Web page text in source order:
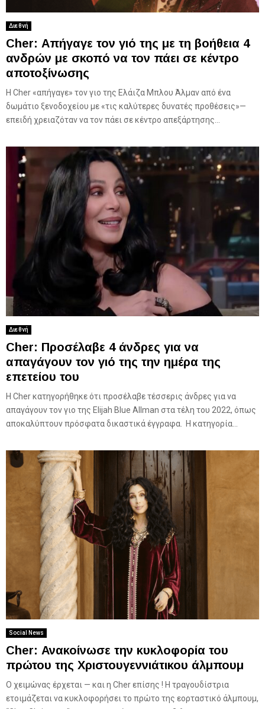
Διεθνή
Cher: Απήγαγε τον γιό της με τη βοήθεια 4
ανδρών με σκοπό να τον πάει σε κέντρο
αποτοξίνωσης
Η Cher «απήγαγε» τον γιο της Ελάιζα Μπλου Άλμαν από ένα
δωμάτιο ξενοδοχείου με «τις καλύτερες δυνατές προθέσεις»—
επειδή χρειαζόταν να τον πάει σε κέντρο απεξάρτησης...
Διεθνή
Cher: Προσέλαβε 4 άνδρες για να
απαγάγουν τον γιό της την ημέρα της
επετείου του
Η Cher κατηγορήθηκε ότι προσέλαβε τέσσερις άνδρες για να
απαγάγουν τον γιο της Elijah Blue Allman στα τέλη του 2022, όπως
αποκαλύπτουν πρόσφατα δικαστικά έγγραφα. Η κατηγορία...
Social News
Cher: Ανακοίνωσε την κυκλοφορία του
πρώτου της Χριστουγεννιάτικου άλμπουμ
Ο χειμώνας έρχεται — και η Cher επίσης ! Η τραγουδίστρια
ετοιμάζεται να κυκλοφορήσει το πρώτο της εορταστικό άλμπουμ,